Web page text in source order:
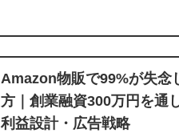
Amazon物販で99%が失念
方｜創業融資300万円を通
利益設計・広告戦略